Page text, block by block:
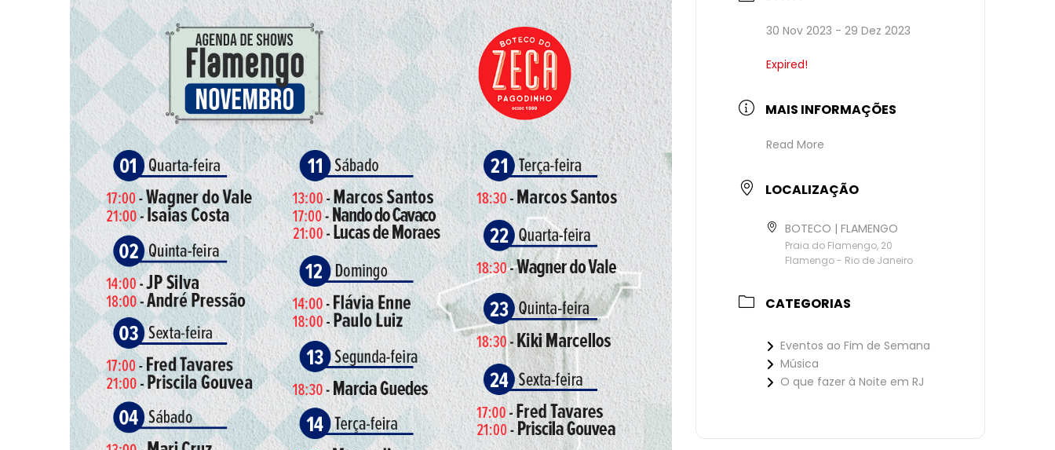
30 Nov 2023 - 29 Dez 2023
Expired!
MAIS INFORMAÇÕES
Read More
LOCALIZAÇÃO
BOTECO | FLAMENGO
Praia do Flamengo, 20
Flamengo - Rio de Janeiro
CATEGORIAS
Eventos ao Fim de Semana
Música
O que fazer à Noite em RJ